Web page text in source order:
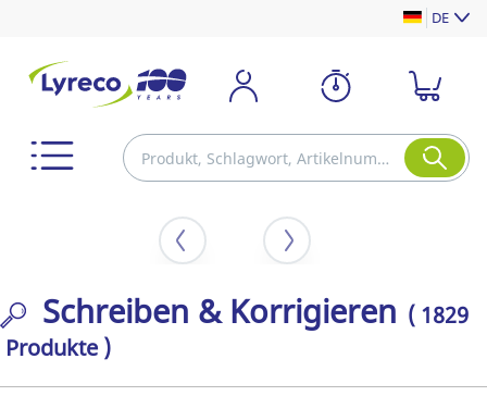
DE
Schreiben & Korrigieren ( 1829
Produkte )